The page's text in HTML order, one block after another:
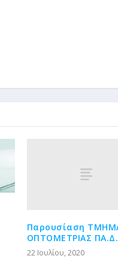
Παρουσίαση
ΟΠΤΟΜΕΤΡΙΑΣ
22 Ιουλίου, 2020